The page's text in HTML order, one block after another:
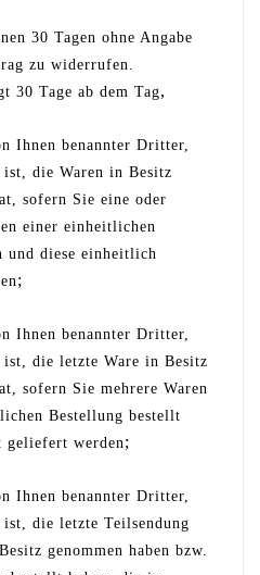
30 Tagen ohne Angabe
zu widerrufen.
30 Tage ab dem Tag,
Ihnen benannter Dritter,
die Waren in Besitz
sofern Sie eine oder
einer einheitlichen
und diese einheitlich
;
Ihnen benannter Dritter,
die letzte Ware in Besitz
sofern Sie mehrere Waren
Bestellung bestellt
geliefert werden ;
Ihnen benannter Dritter,
die letzte Teilsendung
genommen haben bzw.